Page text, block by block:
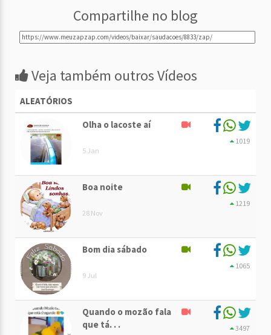
Compartilhe no blog
Veja também outros Vídeos
ALEATÓRIOS
Olha o lacoste aí
5 Jan
1019
Boa noite
28 Nov
1219
Bom dia sábado
9 Jul
1065
Quando o mozão fala
que tá. . .
3497